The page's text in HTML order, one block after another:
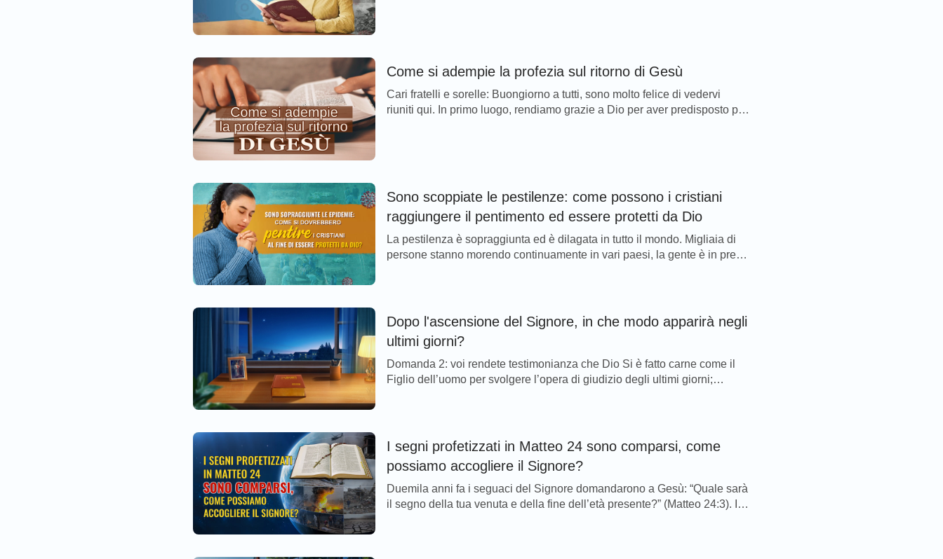
Come si adempie la profezia sul ritorno di Gesù
Cari fratelli e sorelle: Buongiorno a tutti, sono molto felice di vedervi
riuniti qui. In primo luogo, rendiamo grazie a Dio per aver predisposto per
Sono scoppiate le pestilenze: come possono i cristiani
raggiungere il pentimento ed essere protetti da Dio
La pestilenza è sopraggiunta ed è dilagata in tutto il mondo. Migliaia di
persone stanno morendo continuamente in vari paesi, la gente è in preda
Dopo l'ascensione del Signore, in che modo apparirà negli
ultimi giorni?
Domanda 2: voi rendete testimonianza che Dio Si è fatto carne come il
Figlio dell’uomo per svolgere l’opera di giudizio degli ultimi giorni;
I segni profetizzati in Matteo 24 sono comparsi, come
possiamo accogliere il Signore?
Duemila anni fa i seguaci del Signore domandarono a Gesù: “Quale sarà
il segno della tua venuta e della fine dell’età presente?” (Matteo 24:3). Il